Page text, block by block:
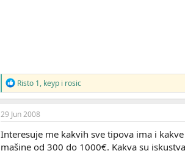
R
e
a
g
v
a
n
Risto 1, keyp i rosic
29 Jun 2008
Interesuje me kakvih sve tipova ima i
mašine od 300 do 1000€. Kakva su